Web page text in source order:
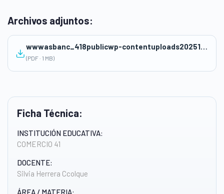
Ficha Técnica:
INSTITUCIÓN EDUCATIVA:
COMERCIO 41
DOCENTE:
Silvia Herrera Ccolque
ÁREA / MATERIA:
Archivos adjuntos:
wwwasbanc_418publicwp-contentuploads202511Ultimo-RETO-2025-sesiones-educacion-del-ahorro-1.pdf
(PDF · 1 MB)